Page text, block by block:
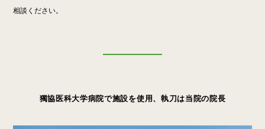
相談ください。
獨協医科大学病院で施設を使用、執刀は当院の院長